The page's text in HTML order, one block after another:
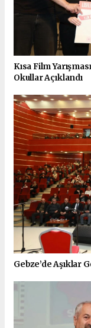
Kısa Film
Okullar Açıklandı
Gebze’de Aşıklar